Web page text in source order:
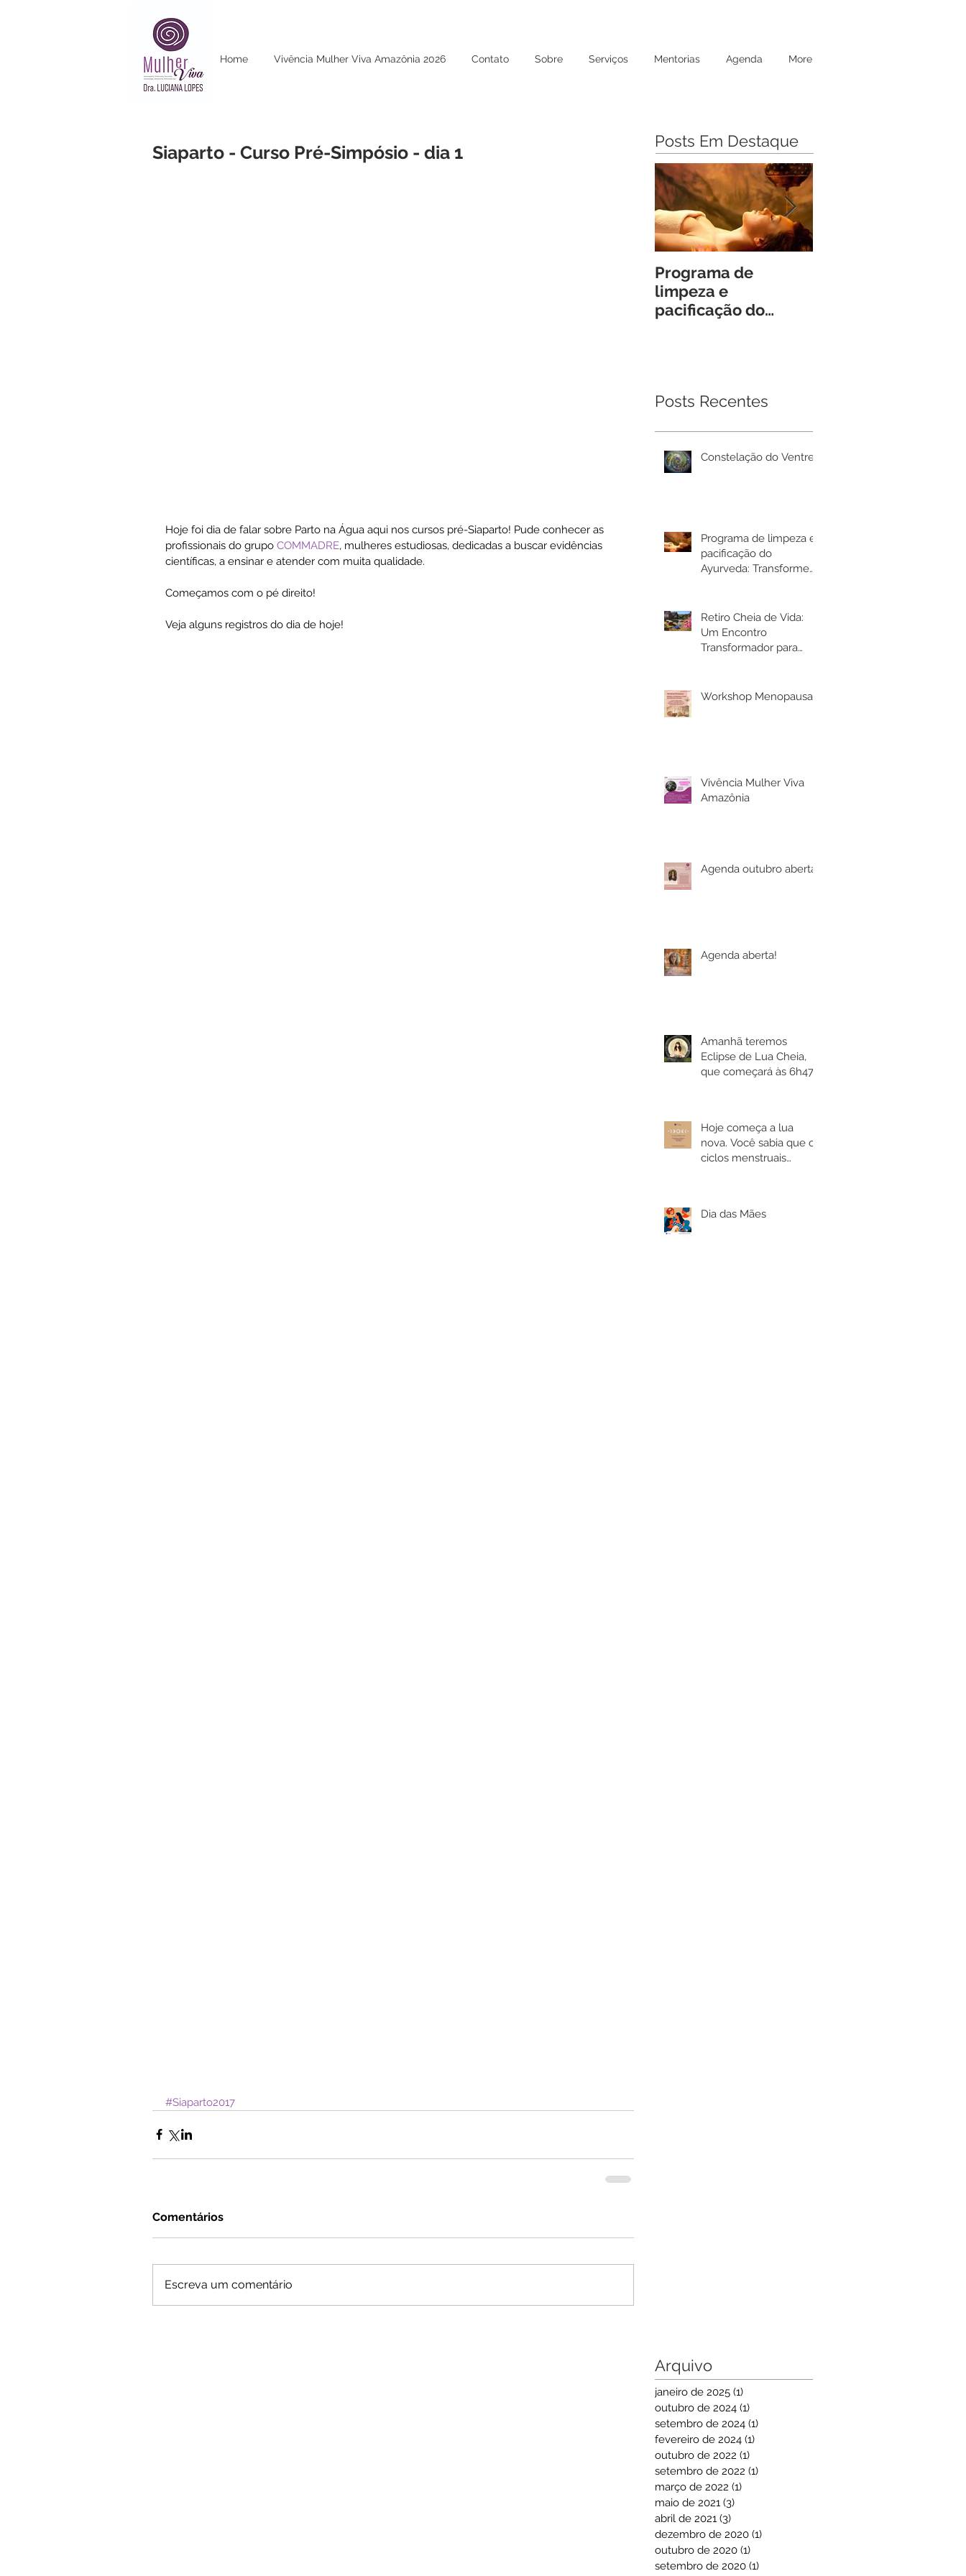
Home Vivência Mulher Viva Amazônia 2026 Contato Sobre Serviços Mentorias Agenda More
Siaparto - Curso Pré-Simpósio - dia 1
Hoje foi dia de falar sobre Parto na Água aqui nos cursos pré-Siaparto! Pude conhecer as
profissionais do grupo COMMADRE, mulheres estudiosas, dedicadas a buscar evidências
científicas, a ensinar e atender com muita qualidade.
Começamos com o pé direito!
Veja alguns registros do dia de hoje!
#Siaparto2017
Comentários
Escreva um comentário
Posts Em Destaque
Programa de
limpeza e
pacificação do
Posts Recentes
Constelação do Ventre
Programa de limpeza e
pacificação do
Ayurveda: Transforme
Retiro Cheia de Vida:
Um Encontro
Transformador para
Workshop Menopausa
Vivência Mulher Viva
Amazônia
Agenda outubro aberta!
Agenda aberta!
Amanhã teremos
Eclipse de Lua Cheia,
que começará às 6h47,
Hoje começa a lua
nova. Você sabia que os
ciclos menstruais
Dia das Mães
Arquivo
janeiro de 2025 (1)
outubro de 2024 (1)
setembro de 2024 (1)
fevereiro de 2024 (1)
outubro de 2022 (1)
setembro de 2022 (1)
março de 2022 (1)
maio de 2021 (3)
abril de 2021 (3)
dezembro de 2020 (1)
outubro de 2020 (1)
setembro de 2020 (1)